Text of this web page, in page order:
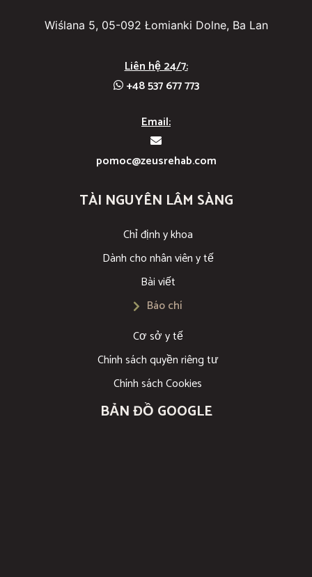
Wiślana 5, 05-092 Łomianki Dolne, Ba Lan
Liên hệ 24/7:
+48 537 677 773
Email:
pomoc@zeusrehab.com
TÀI NGUYÊN LÂM SÀNG
Chỉ định y khoa
Dành cho nhân viên y tế
Bài viết
Báo chí
Cơ sở y tế
Chính sách quyền riêng tư
Chính sách Cookies
BẢN ĐỒ GOOGLE